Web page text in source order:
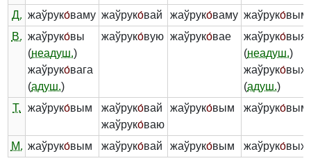
Д. жаўруко́ваму жаўруко́вай жаўруко́ваму жаўруко́вым
В. жаўруко́вы
(неадуш.)
жаўруко́вага
(адуш.)
жаўруко́вую жаўруко́вае жаўруко́выя
(неадуш.)
жаўруко́вых
(адуш.)
Т.
жаўруко́вым жаўруко́вай
жаўруко́ваю
жаўруко́вым жаўруко́вымі
М. жаўруко́вым жаўруко́вай жаўруко́вым жаўруко́вых